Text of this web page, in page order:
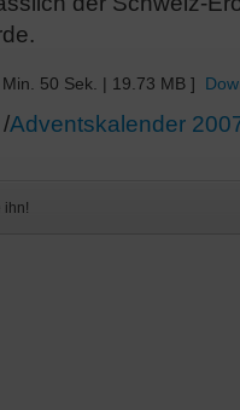
50 Sek. | 19.73 MB ]
/Adventskalender
ihn!